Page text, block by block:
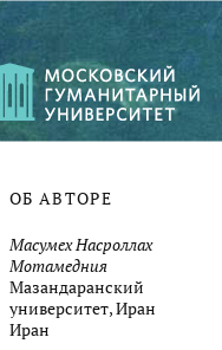
ОБ АВТОРЕ
Масумех Насроллах
Мотамедния
Мазандаранский
университет, Иран
Иран